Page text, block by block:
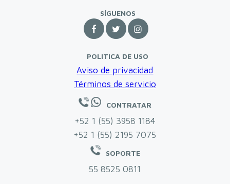
SÍGUENOS

 
POLITICA DE USO
Aviso de privacidad
Términos de servicio
CONTRATAR
+52 1 (55) 3958 1184‬
+52 1 (55) 2195 7075‬
SOPORTE
55 8525 0811